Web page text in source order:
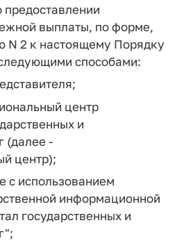
выплаты, по форме,
N 2 к настоящему Порядку
способами:
центр
и
(далее -
центр);
с использованием
информационной
государственных и